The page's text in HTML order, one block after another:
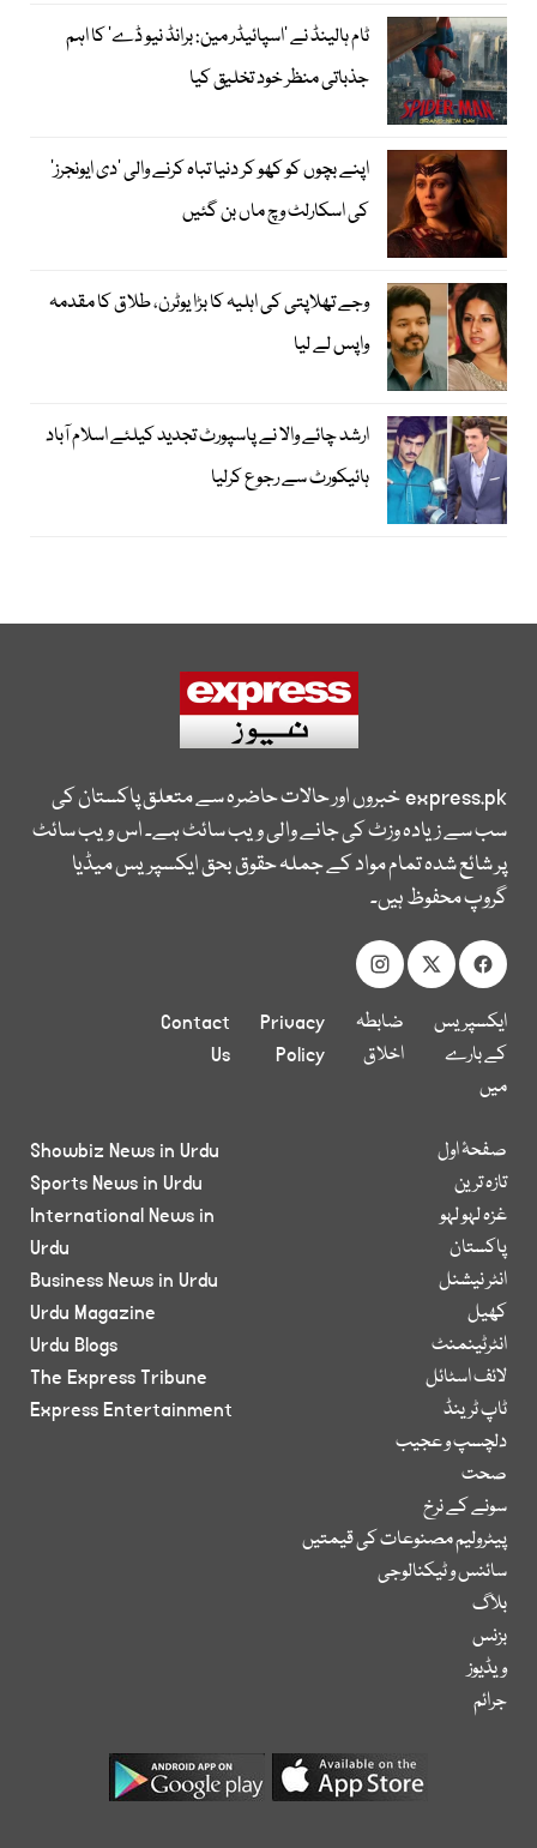
ٹام ہالینڈ نے ’اسپائیڈر مین: برانڈ نیو ڈے‘ کا اہم
جذباتی منظر خود تخلیق کیا
اپنے بچوں کو کھو کر دنیا تباہ کرنے والی ’دی ایونجرز‘
کی اسکارلٹ وچ ماں بن گئیں
وجے تھلاپتی کی اہلیہ کا بڑا یوٹرن، طلاق کا مقدمہ
واپس لے لیا
ارشد چائے والا نے پاسپورٹ تجدید کیلئے اسلام آباد
ہائیکورٹ سے رجوع کرلیا
express.pkخبروں اور حالات حاضرہ سے متعلق پاکستان کی
سب سے زیادہ وزٹ کی جانے والی ویب سائٹ ہے۔ اس ویب سائٹ
پر شائع شدہ تمام مواد کے جملہ حقوق بحق ایکسپریس میڈیا
گروپ محفوظ ہیں۔
ایکسپریس
کے بارے
میں
ضابطہ
اخلاق
Privacy
Policy
Contact
Us
صفحۂ اول
تازہ ترین
غزہ لہو لہو
پاکستان
انٹر نیشنل
کھیل
انٹرٹینمنٹ
لائف اسٹائل
ٹاپ ٹرینڈ
دلچسپ و عجیب
صحت
سونے کے نرخ
پیٹرولیم مصنوعات کی قیمتیں
سائنس و ٹیکنالوجی
بلاگ
بزنس
ویڈیوز
جرائم
Showbiz News in Urdu
Sports News in Urdu
International News in
Urdu
Business News in Urdu
Urdu Magazine
Urdu Blogs
The Express Tribune
Express Entertainment